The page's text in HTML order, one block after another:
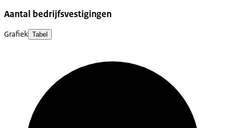
Aantal bedrijfsvestigingen
Grafiek Tabel